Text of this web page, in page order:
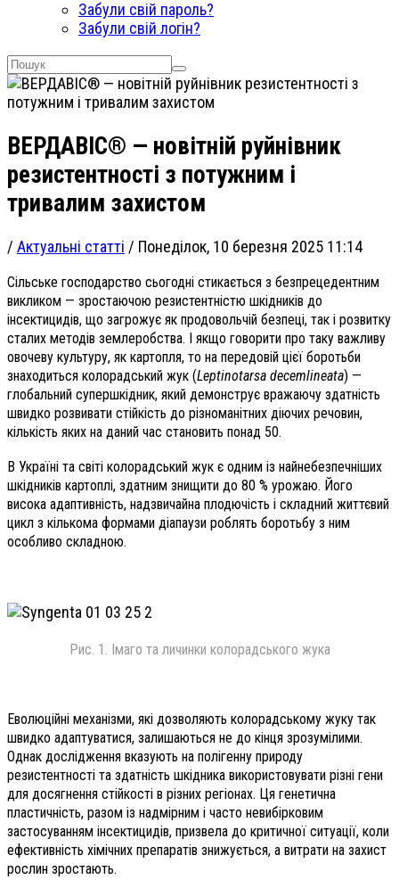
Забули свій пароль?
Забули свій логін?
ВЕРДАВІС® — новітній руйнівник
резистентності з потужним і
тривалим захистом
/ Актуальні статті / Понеділок, 10 березня 2025 11:14
Сільське господарство сьогодні стикається з безпрецедентним
викликом — зростаючою резистентністю шкідників до
інсектицидів, що загрожує як продовольчій безпеці, так і розвитку
сталих методів землеробства. І якщо говорити про таку важливу
овочеву культуру, як картопля, то на передовій цієї боротьби
знаходиться колорадський жук (Leptinotarsa decemlineata) —
глобальний супершкідник, який демонструє вражаючу здатність
швидко розвивати стійкість до різноманітних діючих речовин,
кількість яких на даний час становить понад 50.
В Україні та світі колорадський жук є одним із найнебезпечніших
шкідників картоплі, здатним знищити до 80 % урожаю. Його
висока адаптивність, надзвичайна плодючість і складний життєвий
цикл з кількома формами діапаузи роблять боротьбу з ним
особливо складною.
Рис. 1. Імаго та личинки колорадського жука
Еволюційні механізми, які дозволяють колорадському жуку так
швидко адаптуватися, залишаються не до кінця зрозумілими.
Однак дослідження вказують на полігенну природу
резистентності та здатність шкідника використовувати різні гени
для досягнення стійкості в різних регіонах. Ця генетична
пластичність, разом із надмірним і часто невибірковим
застосуванням інсектицидів, призвела до критичної ситуації, коли
ефективність хімічних препаратів знижується, а витрати на захист
рослин зростають.